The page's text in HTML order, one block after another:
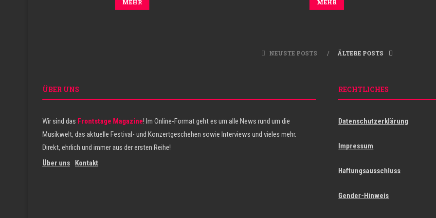
MEHR MEHR
NEUSTE POSTS ÄLTERE POSTS
ÜBER UNS
Wir sind das Frontstage Magazine! Im Online-Format geht es um alle News rund um die
Musikwelt, das aktuelle Festival- und Konzertgeschehen sowie Interviews und vieles mehr.
Direkt, ehrlich und immer aus der ersten Reihe!
Über uns
Kontakt
RECHTLICHES
Datenschutzerklärung
Impressum
Haftungsausschluss
Gender-Hinweis